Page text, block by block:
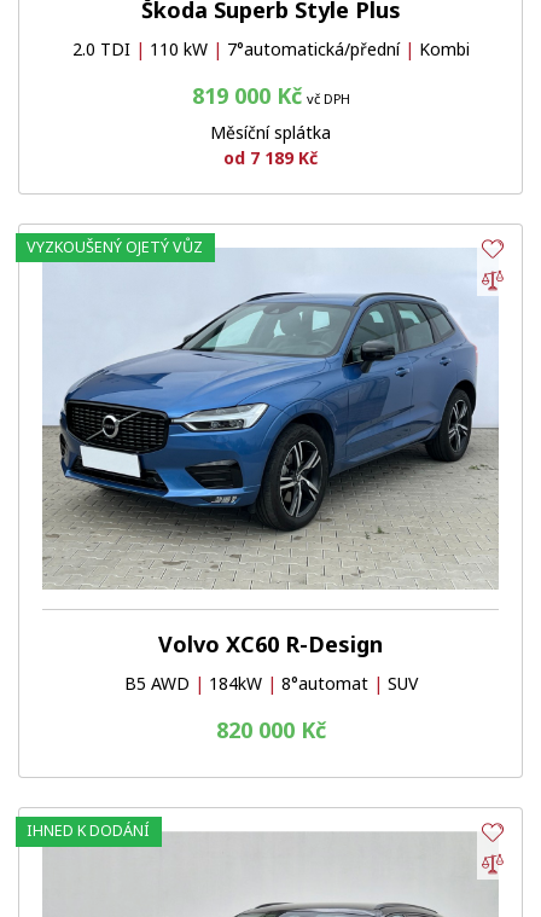
Škoda Superb Style Plus
2.0 TDI | 110 kW | 7°automatická/přední | Kombi
819 000 Kč vč DPH
Měsíční splátka
od 7 189 Kč
Volvo XC60 R-Design
B5 AWD | 184kW | 8°automat | SUV
820 000 Kč
VYZKOUŠENÝ OJETÝ VŮZ
IHNED K DODÁNÍ